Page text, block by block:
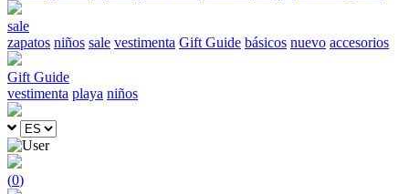
sale
zapatos niños sale vestimenta Gift Guide básicos nuevo accesorios
Gift Guide
vestimenta playa niños
(0)